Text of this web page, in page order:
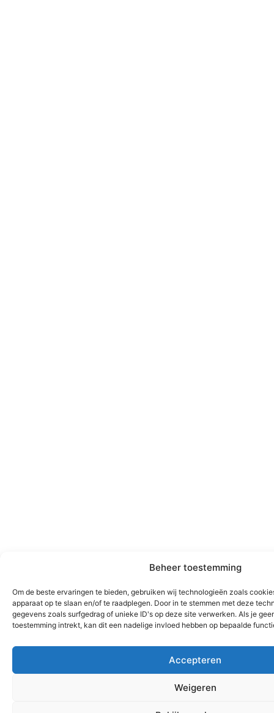
Beheer toestemming
Om de beste ervaringen te bieden, gebruiken wij technologieën zoals
apparaat op te slaan en/of te raadplegen. Door in te stemmen met deze
gegevens zoals surfgedrag of unieke ID's op deze site verwerken. Als je
toestemming intrekt, kan dit een nadelige invloed hebben op bepaalde
Accepteren
Weigeren